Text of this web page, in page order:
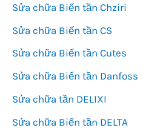
Sửa chữa Biến tần Chziri
Sửa chữa Biến tần CS
Sửa chữa Biến tần Cutes
Sửa chữa Biến tần Danfoss
Sửa chữa tần DELIXI
Sửa chữa Biến tần DELTA